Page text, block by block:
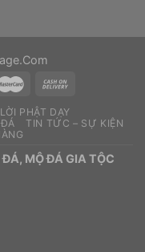
LỜI PHẬT DẠY
TIN TỨC – SỰ KIỆN
ĐÁ, MỘ ĐÁ GIA TỘC